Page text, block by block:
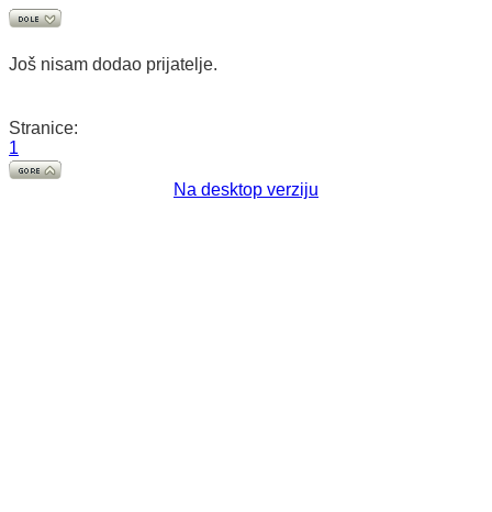
Još nisam dodao prijatelje.
Stranice:
1
Na desktop verziju